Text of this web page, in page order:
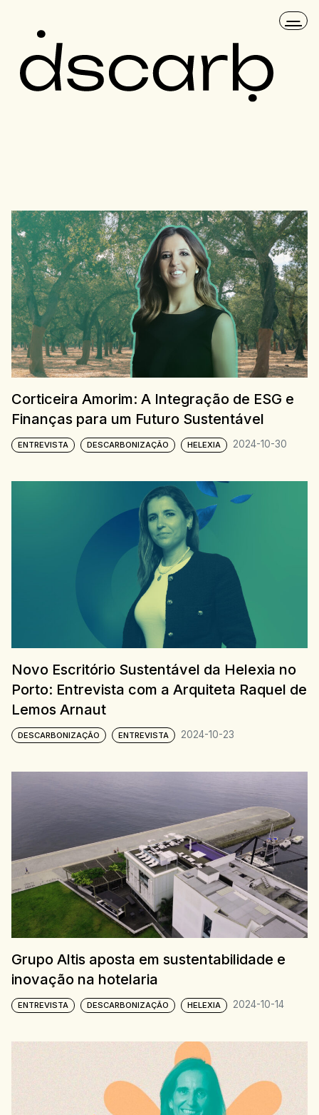
Corticeira Amorim: A Integração de ESG e
Finanças para um Futuro Sustentável
ENTREVISTA DESCARBONIZAÇÃO HELEXIA 2024-10-30
Novo Escritório Sustentável da Helexia no
Porto: Entrevista com a Arquiteta Raquel de
Lemos Arnaut
DESCARBONIZAÇÃO ENTREVISTA 2024-10-23
Grupo Altis aposta em sustentabilidade e
inovação na hotelaria
ENTREVISTA DESCARBONIZAÇÃO HELEXIA 2024-10-14